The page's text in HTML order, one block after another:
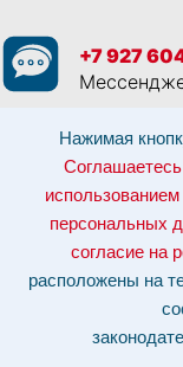
Нажимая
персональных
согласие на
расположены на
+7 927
Просматривая данный
Политикой
Разрешаете обработку
Даёте согласие на
Отозвать согласие на
info@tvpolimer.ru| по
соответствии с
Сайт носит